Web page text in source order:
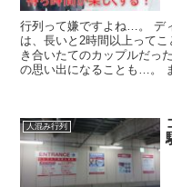
行列って嫌ですよね…。 デ
は、長いと2時間以上って
き合いたてのカップルだっ
の思い出になることも…。
人混み行列